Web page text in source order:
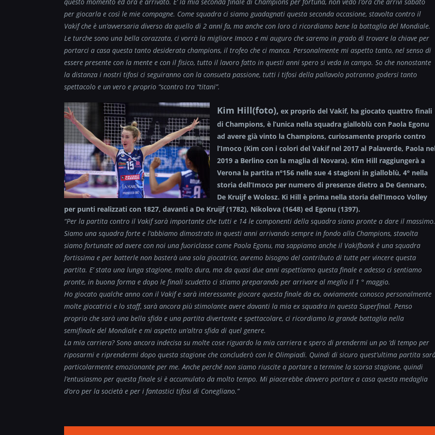
per giocarla e così le mie compagne. Come squadra ci siamo guadagnati questa seconda occasione, stavolta contro il
Vakif che è un’avversaria diverso da quello di 2 anni fa, ma anche con loro ci ricordiamo bene la battaglia del Mondiale.
Le turche sono una bella corazzata, ci vorrà la migliore Imoco e mi auguro che saremo in grado di trovare la chiave per
portarci a casa questa tanto desiderata champions, il trofeo che ci manca. Personalmente mi aspetto tanto, nel senso di
essere presente con la mente e con il fisico, tutto il lavoro fatto in questi anni spero si veda in campo. So che nonostante
la distanza i nostri tifosi ci seguiranno con la consueta passione, tutti i tifosi della pallavolo potranno godersi tanto
spettacolo e un vero e proprio “scontro tra “titani”.
Kim Hill(foto), ex proprio del Vakif, ha giocato quattro finali
di Champions, è l’unica nella squadra gialloblù con Paola Egonu
ad avere già vinto la Champions, curiosamente proprio contro
l’Imoco (Kim con i colori del Vakif nel 2017 al Palaverde, Paola
2019 a Berlino con la maglia di Novara). Kim Hill raggiungerà a
Verona la partita n°156 nelle sue 4 stagioni in gialloblù, 4° nella
storia dell’Imoco per numero di presenze dietro a De Gennaro,
De Kruijf e Wolosz. Ki Hill è prima nella storia dell’Imoco Volley
per punti realizzati con 1827, davanti a De Kruijf (1782), Nikolova (1648) ed Egonu (1397).
“Per la partita contro il Vakif sarà importante che tutti e 14 le componenti della squadra siano pronte a dare il massimo.
Siamo una squadra forte e l’abbiamo dimostrato in questi anni arrivando sempre in fondo alla Champions, stavolta
siamo fortunate ad avere con noi una fuoriclasse come Paola Egonu, ma sappiamo anche il Vakifbank è una squadra
fortissima e per batterle non basterà una sola giocatrice, avremo bisogno del contributo di tutte per vincere questa
partita. E’ stata una lunga stagione, molto dura, ma da quasi due anni aspettiamo questa finale e adesso ci sentiamo
pronte, in buona forma e dopo le finali scudetto ci stiamo preparando per arrivare al meglio il 1 ° maggio.
Ho giocato qualche anno con il Vakif e sarà interessante giocare questa finale da ex, ovviamente conosco personalmente
molte giocatrici e lo staff, sarà ancora più stimolante avere davanti la mia ex squadra in questa Superfinal. Penso
proprio che sarà una bella sfida e una partita divertente e spettacolare, ci ricordiamo la grande battaglia nella
semifinale del Mondiale e mi aspetto un’altra sfida di quel genere.
La mia carriera? Sono ancora indecisa su molte cose riguardo la mia carriera e spero di prendermi un po ‘di tempo per
riposarmi e riprendermi dopo questa stagione che concluderò con le Olimpiadi. Quindi di sicuro quest’ultima partita
particolarmente emozionante per me. Anche perché non siamo riuscite a portare a termine la scorsa stagione, quindi
l’entusiasmo per questa finale si è accumulato da molto tempo. Mi piacerebbe davvero portare a casa questa medaglia
d’oro per la società e per i fantastici tifosi di Conegliano.”